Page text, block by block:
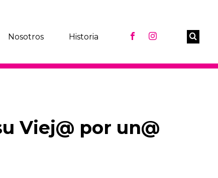
Nosotros Historia
Viej@ por un@